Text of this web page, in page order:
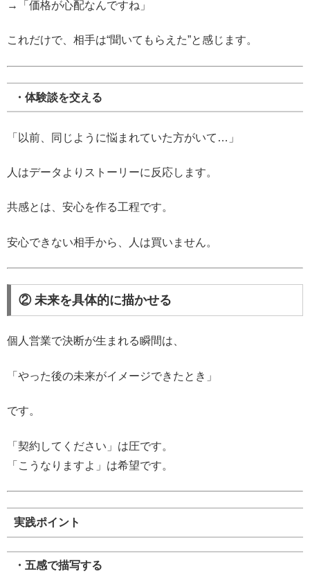
→「価格が心配なんですね」
これだけで、相手は“聞いてもらえた”と感じます。
・体験談を交える
「以前、同じように悩まれていた方がいて…」
人はデータよりストーリーに反応します。
共感とは、安心を作る工程です。
安心できない相手から、人は買いません。
② 未来を具体的に描かせる
個人営業で決断が生まれる瞬間は、
「やった後の未来がイメージできたとき」
です。
「契約してください」は圧です。
「こうなりますよ」は希望です。
実践ポイント
・五感で描写する